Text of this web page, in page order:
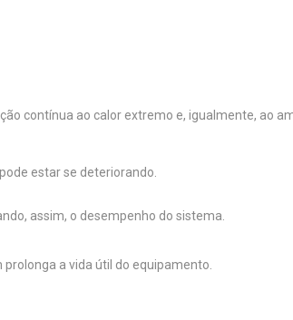
contínua ao calor extremo e, igualmente, ao
estar se deteriorando.
assim, o desempenho do sistema.
a vida útil do equipamento.